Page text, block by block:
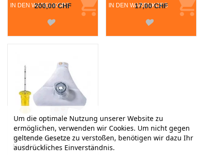
IN DEN WARENKORB
200,00 CHF IN DEN WARENKORB
17,00 CHF
EZ-IO® Intraossär-
Nadeln, LD
Um die optimale Nutzung unserer Website zu
ermöglichen, verwenden wir Cookies. Um nicht gegen
geltende Gesetze zu verstoßen, benötigen wir dazu Ihr
ausdrückliches Einverständnis.